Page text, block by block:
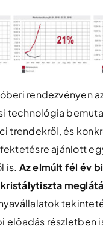
rendezvényen
technológia
trendekről, és
ajánlott
is. Az elmúlt fél év
előadás részletben